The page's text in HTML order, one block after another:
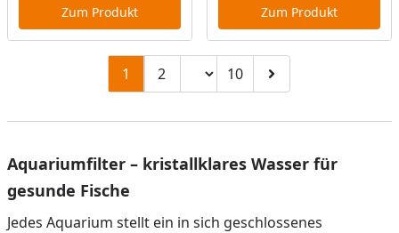
Zum Produkt Zum Produkt
1 Zu Seite 2
2 Seitenzahl ändern
Zu Seite 10
10 Zur nächsten Seite
Aquariumfilter – kristallklares Wasser für
gesunde Fische
Jedes Aquarium stellt ein in sich geschlossenes